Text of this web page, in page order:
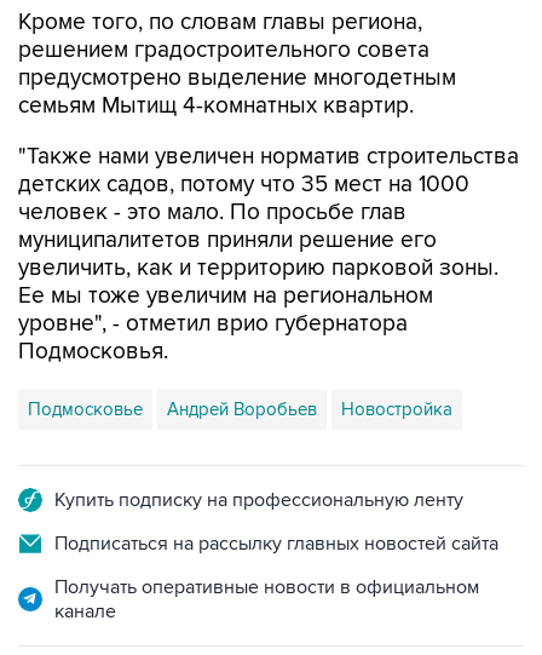
предусмотрено выделение многодетным
семьям Мытищ 4-комнатных квартир.
"Также нами увеличен норматив строительства
человек - это мало. По просьбе глав
муниципалитетов приняли решение его
увеличить, как и территорию парковой зоны.
Ее мы тоже увеличим на региональном
уровне", - отметил врио губернатора
Подмосковья.
Подмосковье Андрей Воробьев
Подписаться на рассылку главных новостей сайта
Получать оперативные новости в официальном